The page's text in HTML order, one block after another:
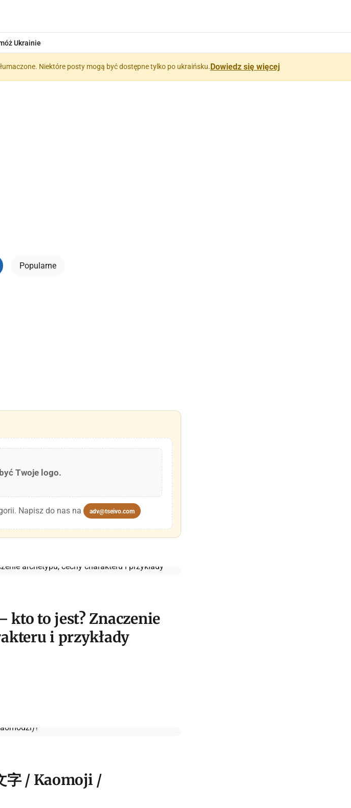
Ukrainie
Niektóre posty mogą być dostępne tylko po ukraińsku.Dowiedz się więcej
Popularne
Twoje logo.
Napisz do nas na adv@tseivo.com
kto to jest? Znaczenie
i przykłady
字 / Kaomoji /